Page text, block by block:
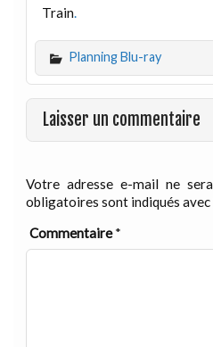
Train.
Planning Blu-ray
Laisser un commentaire
Votre adresse e-mail ne
obligatoires sont indiqués avec
Commentaire*